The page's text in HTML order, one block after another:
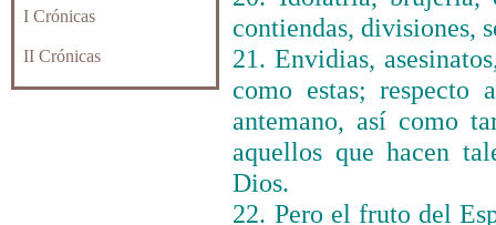
I Crónicas
II Crónicas
contiendas, divisiones,
21. Envidias,
como estas; respecto
antemano, así como
aquellos que hacen
Dios.
22. Pero el fruto del